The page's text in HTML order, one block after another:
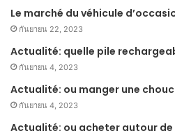
Le marché du véhicule
กันยายน 22, 2023
Actualité: quelle pile
กันยายน 4, 2023
Actualité: ou manger une
กันยายน 4, 2023
Actualité: ou acheter autour